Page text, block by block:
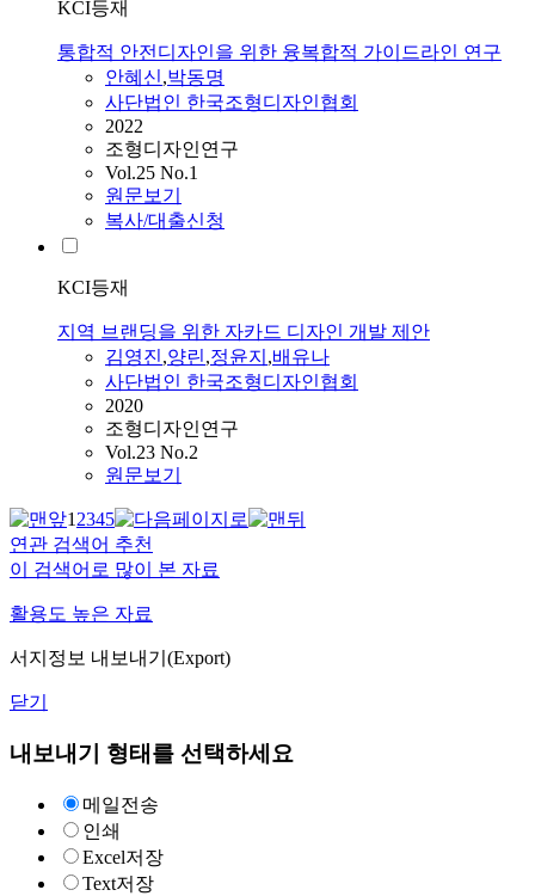
KCI등재
통합적 안전디자인을 위한 융복합적 가이드라인 연구
안혜신,박동명
사단법인 한국조형디자인협회
2022
조형디자인연구
Vol.25 No.1
원문보기
복사/대출신청
KCI등재
지역 브랜딩을 위한 자카드 디자인 개발 제안
김영진,양린,정윤지 ,배유나
사단법인 한국조형디자인협회
2020
조형디자인연구
Vol.23 No.2
원문보기
12345
연관 검색어 추천
이 검색어로 많이 본 자료
활용도 높은 자료
서지정보 내보내기(Export)
닫기
내보내기 형태를 선택하세요
메일전송
인쇄
Excel저장
Text저장